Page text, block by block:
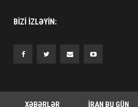
BIZI IZLƏYIN:
XƏBƏRLƏR İRAN BU GÜN